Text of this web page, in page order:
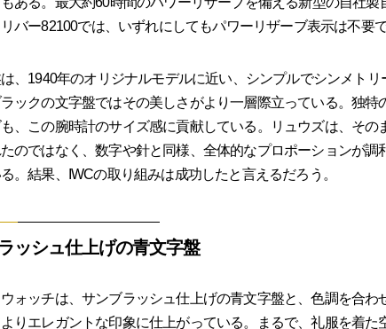
リバー82100では、いずれにしてもパワーリザーブ表示は不要で
、1940年のオリジナルモデルに近い、シンプルでシンメトリ
ックの文字盤ではその美しさがより一層際立っている。独特
、この腕時計のサイズ感に貢献している。リュウズは、その
のではなく、数字や針と同様、全体的なプロポーションが調
。結果、IWCの取り組みは成功したと言えるだろう。
ッシュ仕上げの青文字盤
ォッチは、サンブラッシュ仕上げの青文字盤と、色調を合わ
りエレガントな印象に仕上がっている。まるで、礼服を着た